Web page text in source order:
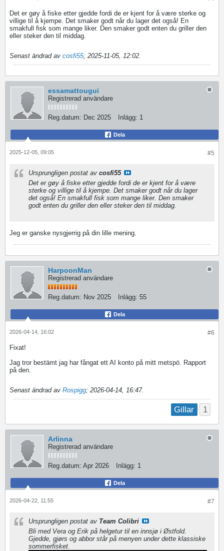
Det er gøy å fiske etter gjedde fordi de er kjent for å være sterke og
villige til å kjempe. Det smaker godt når du lager det også! En
smakfull fisk som mange liker. Den smaker godt enten du griller den
eller steker den til middag.
Senast ändrad av cosfi55; 2025-11-05, 12:02
essamattougui
Registrerad användare
Reg.datum: Dec 2025 Inlägg: 1
Dela
#5
2025-12-05, 09:05
Ursprungligen postat av cosfi55
Det er gøy å fiske etter gjedde fordi de er kjent for å være
sterke og villige til å kjempe. Det smaker godt når du lager
det også! En smakfull fisk som mange liker. Den smaker
godt enten du griller den eller steker den til middag.
Jeg er ganske nysgjerrig på din lille mening.
HarpoonMan
Registrerad användare
Reg.datum: Nov 2025 Inlägg: 55
Dela
#6
2026-04-14, 16:02
Fixat!
Jag tror bestämt jag har fångat ett AI konto på mitt metspö. Rapport
på den.
Senast ändrad av Rospigg; 2026-04-14, 16:47.
Gillar 1
Arlinna
Registrerad användare
Reg.datum: Apr 2026 Inlägg: 1
Dela
#7
2026-04-22, 11:55
Ursprungligen postat av Team Colibri
Bli med Vera og Erik på helgetur til en innsjø i Østfold.
Gjedde, gjørs og abbor står på menyen under dette klassiske
sommerfisket.